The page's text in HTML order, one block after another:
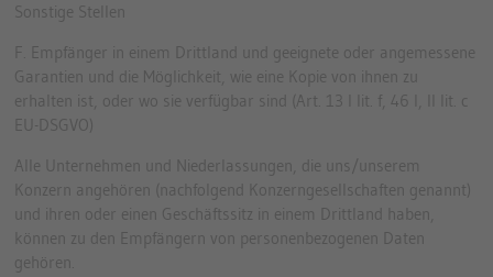
Sonstige Stellen
F. Empfänger in einem Drittland und geeignete oder angemessene
Garantien und die Möglichkeit, wie eine Kopie von ihnen zu
erhalten ist, oder wo sie verfügbar sind (Art. 13 I lit. f, 46 I, II lit. c
EU-DSGVO)
Alle Unternehmen und Niederlassungen, die uns/unserem
Konzern angehören (nachfolgend Konzerngesellschaften genannt)
und ihren oder einen Geschäftssitz in einem Drittland haben,
können zu den Empfängern von personenbezogenen Daten
gehören.